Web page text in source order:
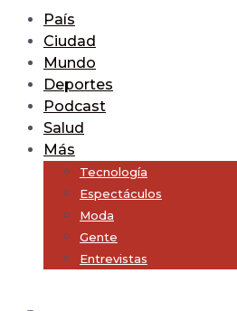
País
Ciudad
Mundo
Deportes
Podcast
Salud
Más
Tecnología
Espectáculos
Moda
Gente
Entrevistas